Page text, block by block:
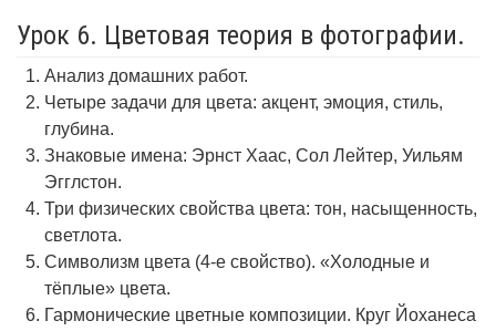
Урок 6. Цветовая теория в фотографии.
Анализ домашних работ.
Четыре задачи для цвета: акцент, эмоция, стиль,
глубина.
Знаковые имена: Эрнст Хаас, Сол Лейтер, Уильям
Эгглстон.
Три физических свойства цвета: тон, насыщенность,
светлота.
Символизм цвета (4-е свойство). «Холодные и
тёплые» цвета.
Гармонические цветные композиции. Круг Йоханеса